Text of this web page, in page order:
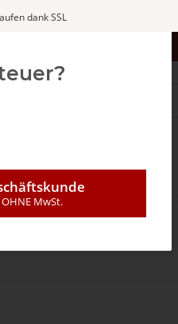
dank SSL
KAFFEE OPINUM
OHNE MwSt.